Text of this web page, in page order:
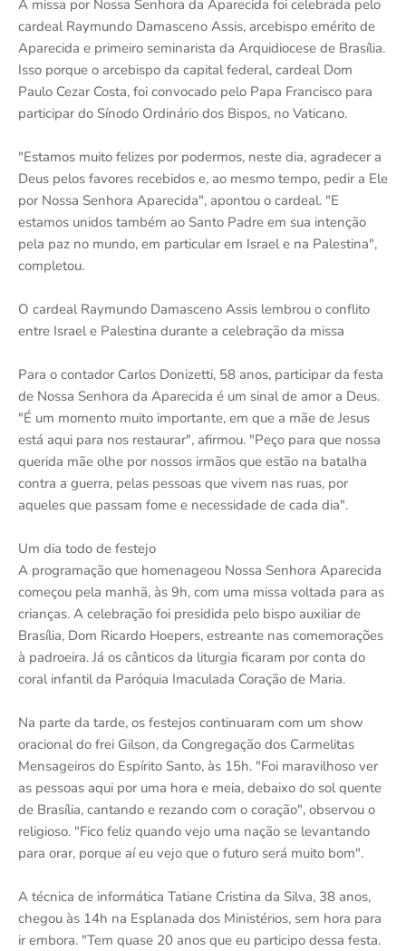
A missa por Nossa Senhora da Aparecida foi celebrada pelo
cardeal Raymundo Damasceno Assis, arcebispo emérito de
Aparecida e primeiro seminarista da Arquidiocese de Brasília.
Isso porque o arcebispo da capital federal, cardeal Dom
Paulo Cezar Costa, foi convocado pelo Papa Francisco para
participar do Sínodo Ordinário dos Bispos, no Vaticano.
"Estamos muito felizes por podermos, neste dia, agradecer a
Deus pelos favores recebidos e, ao mesmo tempo, pedir a Ele
por Nossa Senhora Aparecida", apontou o cardeal. "E
estamos unidos também ao Santo Padre em sua intenção
pela paz no mundo, em particular em Israel e na Palestina",
completou.
O cardeal Raymundo Damasceno Assis lembrou o conflito
entre Israel e Palestina durante a celebração da missa
Para o contador Carlos Donizetti, 58 anos, participar da festa
de Nossa Senhora da Aparecida é um sinal de amor a Deus.
"É um momento muito importante, em que a mãe de Jesus
está aqui para nos restaurar", afirmou. "Peço para que nossa
querida mãe olhe por nossos irmãos que estão na batalha
contra a guerra, pelas pessoas que vivem nas ruas, por
aqueles que passam fome e necessidade de cada dia".
Um dia todo de festejo
A programação que homenageou Nossa Senhora Aparecida
começou pela manhã, às 9h, com uma missa voltada para as
crianças. A celebração foi presidida pelo bispo auxiliar de
Brasília, Dom Ricardo Hoepers, estreante nas comemorações
à padroeira. Já os cânticos da liturgia ficaram por conta do
coral infantil da Paróquia Imaculada Coração de Maria.
Na parte da tarde, os festejos continuaram com um show
oracional do frei Gilson, da Congregação dos Carmelitas
Mensageiros do Espírito Santo, às 15h. "Foi maravilhoso ver
as pessoas aqui por uma hora e meia, debaixo do sol quente
de Brasília, cantando e rezando com o coração", observou o
religioso. "Fico feliz quando vejo uma nação se levantando
para orar, porque aí eu vejo que o futuro será muito bom".
A técnica de informática Tatiane Cristina da Silva, 38 anos,
chegou às 14h na Esplanada dos Ministérios, sem hora para
ir embora. "Tem quase 20 anos que eu participo dessa festa.